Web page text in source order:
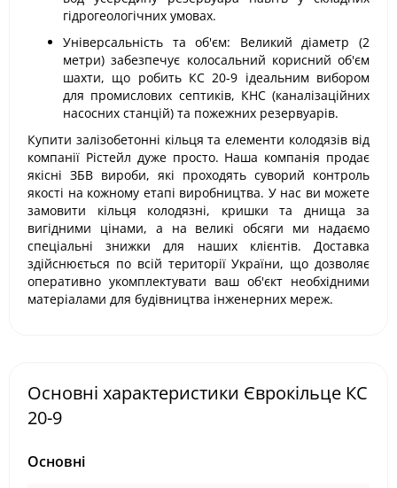
гідрогеологічних умовах.
Універсальність та об'єм: Великий діаметр (2
метри) забезпечує колосальний корисний об'єм
шахти, що робить КС 20-9 ідеальним вибором
для промислових септиків, КНС (каналізаційних
насосних станцій) та пожежних резервуарів.
Купити залізобетонні кільця та елементи колодязів від
компанії Рістейл дуже просто. Наша компанія продає
якісні ЗБВ вироби, які проходять суворий контроль
якості на кожному етапі виробництва. У нас ви можете
замовити кільця колодязні, кришки та днища за
вигідними цінами, а на великі обсяги ми надаємо
спеціальні знижки для наших клієнтів. Доставка
здійснюється по всій території України, що дозволяє
оперативно укомплектувати ваш об'єкт необхідними
матеріалами для будівництва інженерних мереж.
Основні характеристики Єврокільце КС
20-9
Основні